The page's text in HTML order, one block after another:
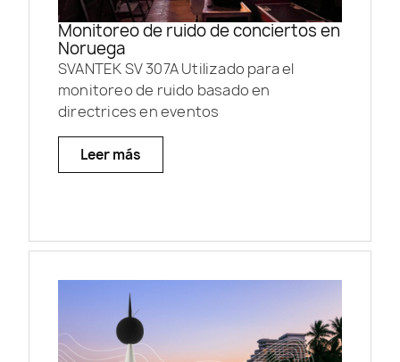
Monitoreo de ruido de conciertos en
Noruega
SVANTEK SV 307A Utilizado para el
monitoreo de ruido basado en
directrices en eventos
Leer más